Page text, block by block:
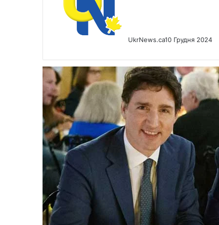
UkrNews.ca10 Грудня 2024